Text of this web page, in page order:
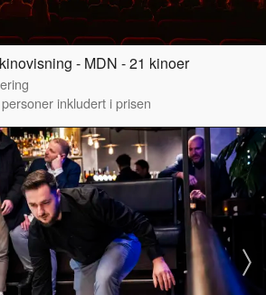
- MDN - 21 kinoer
inkludert i prisen